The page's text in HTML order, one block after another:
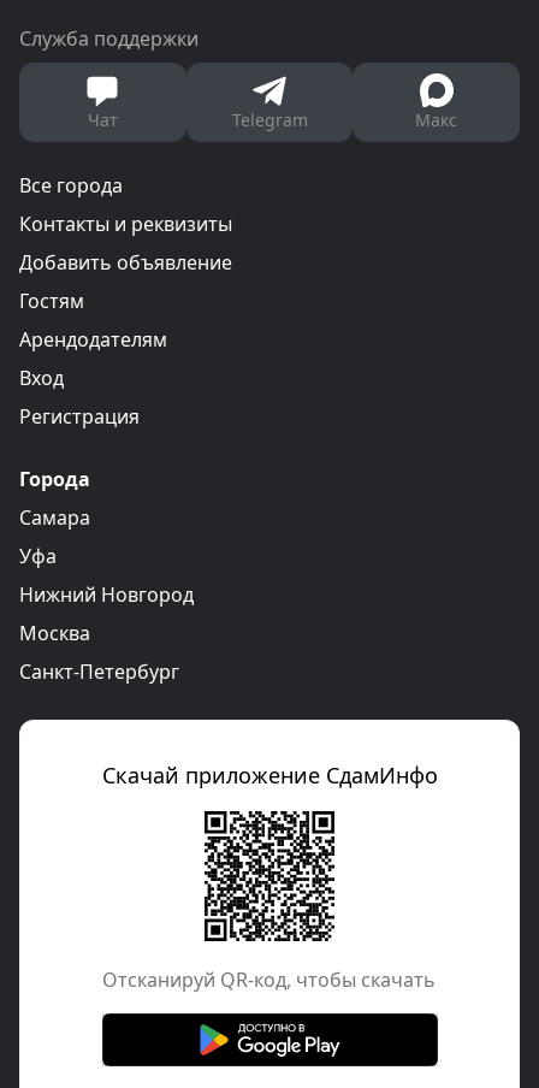
Служба поддержки
Чат Telegram Макс
Все города
Контакты и реквизиты
Добавить объявление
Гостям
Арендодателям
Вход
Регистрация
Города
Самара
Уфа
Нижний Новгород
Москва
Санкт-Петербург
Скачай приложение СдамИнфо
Отcканируй QR-код, чтобы скачать